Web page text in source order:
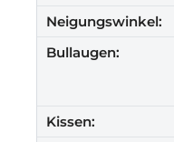
Neigungswinkel:
Bullaugen:
Kissen: